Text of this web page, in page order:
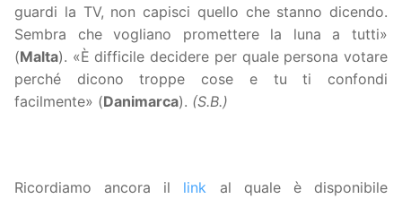
guardi la TV, non capisci quello che stanno dicendo.
Sembra che vogliano promettere la luna a tutti»
(Malta). «È difficile decidere per quale persona votare
perché dicono troppe cose e tu ti confondi
facilmente» (Danimarca). (S.B.)
Ricordiamo ancora il link al quale è disponibile